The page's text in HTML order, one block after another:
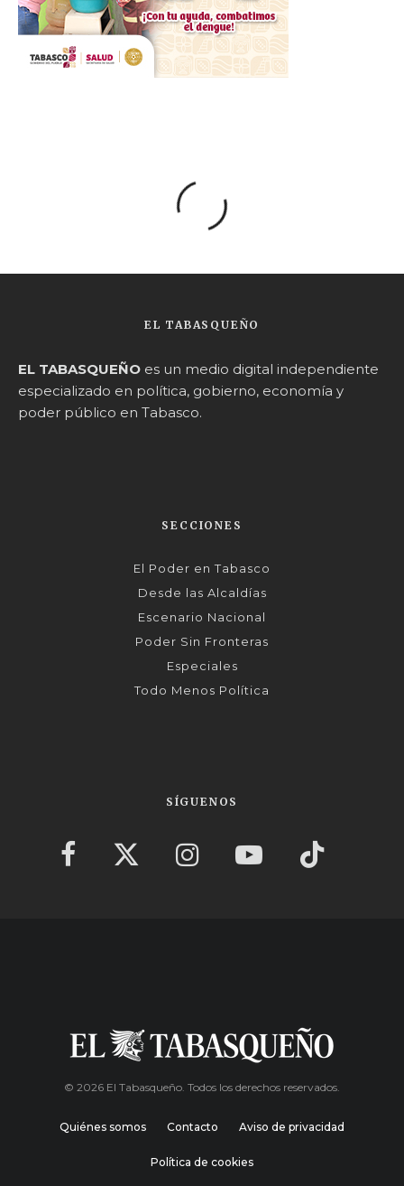
EL TABASQUEÑO
EL TABASQUEÑO es un medio digital independiente
especializado en política, gobierno, economía y
poder público en Tabasco.
SECCIONES
El Poder en Tabasco
Desde las Alcaldías
Escenario Nacional
Poder Sin Fronteras
Especiales
Todo Menos Política
SÍGUENOS
© 2026 El Tabasqueño. Todos los derechos reservados.
Quiénes somos Contacto Aviso de privacidad
Política de cookies